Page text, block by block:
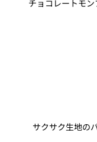
チョコレートモ
サクサク生地の